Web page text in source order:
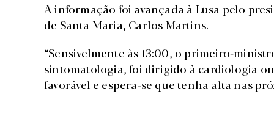
A informação foi avançada à Lusa pelo
de Santa Maria, Carlos Martins.
“Sensivelmente às 13:00, o primeiro-
sintomatologia, foi dirigido à cardiologia
favorável e espera-se que tenha alta nas